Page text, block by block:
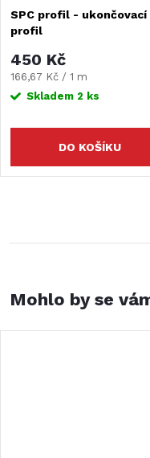
SPC profil - ukončovací
profil
450 Kč
Měrná
cena:
166,67 Kč / 1 m
Skladem 2 ks
DO KOŠÍKU